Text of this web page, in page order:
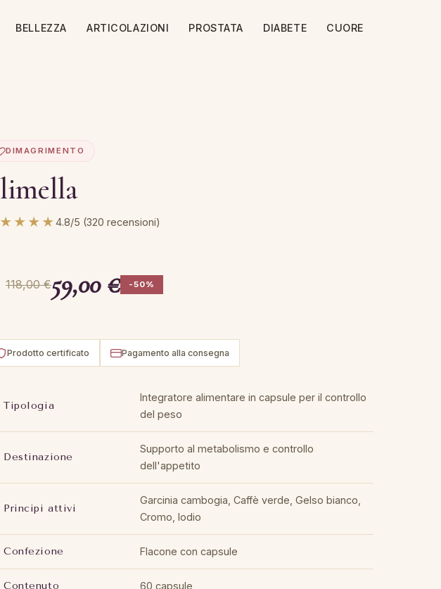
BELLEZZA ARTICOLAZIONI PROSTATA DIABETE CUORE
DIMAGRIMENTO
4.8/5 (320 recensioni)
118,00 €59,00 € -50%
Prodotto certificato Pagamento alla consegna
Tipologia
Integratore alimentare in capsule per il controllo
del peso
Destinazione
Supporto al metabolismo e controllo
dell'appetito
Principi attivi
Garcinia cambogia, Caffè verde, Gelso bianco,
Cromo, Iodio
Confezione Flacone con capsule
Contenuto 60 capsule